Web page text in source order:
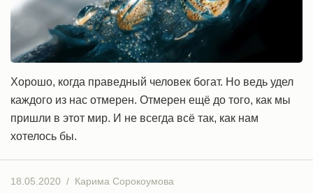
Хорошо, когда праведный человек богат. Но ведь удел
каждого из нас отмерен. Отмерен ещё до того, как мы
пришли в этот мир. И не всегда всё так, как нам
хотелось бы.
18.05.2020 / Карима Сорокоумова